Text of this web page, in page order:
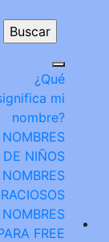
¿Qué
mi
nombre?
NOMBRES
DE NIÑOS
NOMBRES
NOMBRES
FREE